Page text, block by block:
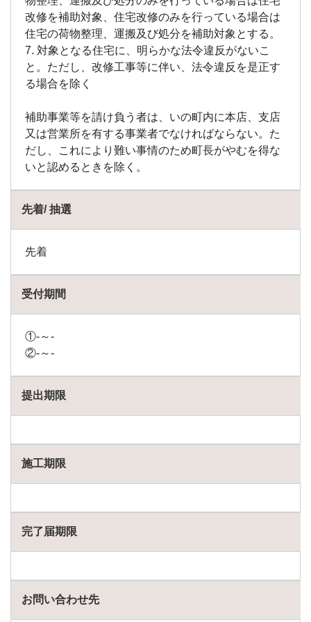
改修を補助対象、住宅改修のみを行っている場合は
住宅の荷物整理、運搬及び処分を補助対象とする。
7. 対象となる住宅に、明らかな法令違反がないこ
と。ただし、改修工事等に伴い、法令違反を是正す
る場合を除く
補助事業等を請け負う者は、いの町内に本店、支店
又は営業所を有する事業者でなければならない。た
だし、これにより難い事情のため町長がやむを得な
いと認めるときを除く。
先着/ 抽選
先着
受付期間
①-～-
②-～-
提出期限
施工期限
完了届期限
お問い合わせ先